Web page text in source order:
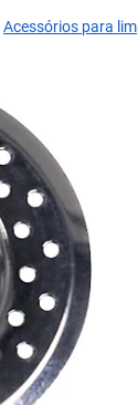
Acessórios para